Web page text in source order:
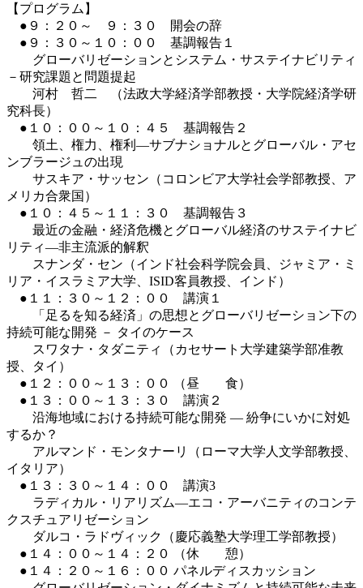
【プログラム】
●９：２０～ ９：３０ 開会の辞
●９：３０～１０：００ 基調報告１
グローバリゼーションとシステム・サステイナビリティ
－研究課題と問題提起
河村 哲二 （法政大学経済学部教授・大学院経済学研
究科長）
●１０：００～１０：４５ 基調報告２
領土、権力、権利―サブナショナルとグローバル・アセ
ンブラージュの出現
サスキア・サッセン（コロンビア大学社会学部教授、ア
メリカ合衆国）
●１０：４５～１１：３０ 基調報告３
最近の金融・経済危機とグローバル経済のサステイナビ
リティ―非主流派的解釈
スナンダ・セン（インド社会科学院会員、ジャミア・ミ
リア・イスラミア大学、ISID客員教授、インド）
●１１：３０～１２：００ 講演１
「足るを知る経済」の思想とグローバリゼーション下の
持続可能な開発 － タイのケース
スワタナ・タダニティ（カセサート大学建築学部准教
授、タイ）
●１２：００～１３：００ （昼 食）
●１３：００～１３：３０ 講演２
沿海地域における持続可能な開発 ― 紛争にいかに対処
するか？
アルマンド・モンタナーリ（ローマ大学人文学部教授、
イタリア）
●１３：３０～１４：００ 講演3
ラディカル・リアリズム―エコ・アーバニティのコンテ
クスチュアリゼーション
ダルコ・ラドヴィック（慶応義塾大学理工学部教授）
●１４：００～１４：２０ （休 憩）
●１４：２０～１６：００ パネルディスカッション